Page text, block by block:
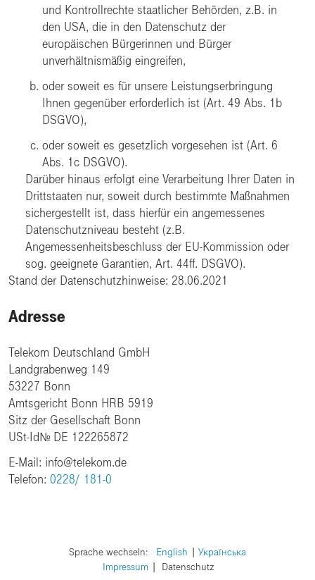
und Kontrollrechte staatlicher Behörden, z.B. in
den USA, die in den Datenschutz der
europäischen Bürgerinnen und Bürger
unverhältnismäßig eingreifen,
oder soweit es für unsere Leistungserbringung
Ihnen gegenüber erforderlich ist (Art. 49 Abs. 1b
DSGVO),
oder soweit es gesetzlich vorgesehen ist (Art. 6
Abs. 1c DSGVO).
Darüber hinaus erfolgt eine Verarbeitung Ihrer Daten in
Drittstaaten nur, soweit durch bestimmte Maßnahmen
sichergestellt ist, dass hierfür ein angemessenes
Datenschutzniveau besteht (z.B.
Angemessenheitsbeschluss der EU-Kommission oder
sog. geeignete Garantien, Art. 44ff. DSGVO).
Stand der Datenschutzhinweise: 28.06.2021
Adresse
Telekom Deutschland GmbH
Landgrabenweg 149
53227 Bonn
Amtsgericht Bonn HRB 5919
Sitz der Gesellschaft Bonn
USt-IdNr. DE 122265872
E-Mail: info@telekom.de
Telefon: 0228/ 181-0
Sprache wechseln: ​English
​Українська
Impressum
Datenschutz